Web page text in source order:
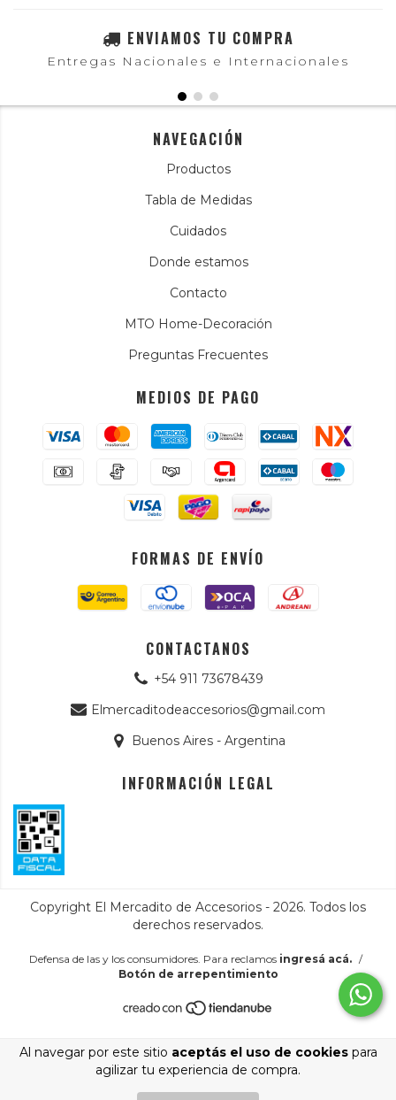
Al navegar por este sitio aceptás el uso de cookiespara
agilizar tu experiencia de compra.
ENVIAMOS TU COMPRA
Entregas Nacionales e Internacionales
NAVEGACIÓN
Productos
Tabla de Medidas
Cuidados
Donde estamos
Contacto
MTO Home-Decoración
Preguntas Frecuentes
MEDIOS DE PAGO
FORMAS DE ENVÍO
CONTACTANOS
+54 911 73678439
Elmercaditodeaccesorios@gmail.com
Buenos Aires - Argentina
INFORMACIÓN LEGAL
Copyright El Mercadito de Accesorios - 2026. Todos los
derechos reservados.
Defensa de las y los consumidores. Para reclamos ingresá acá. /
Botón de arrepentimiento